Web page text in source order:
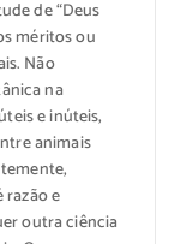
de “Deus
méritos ou
Não
na
e inúteis,
animais
e
outra ciência